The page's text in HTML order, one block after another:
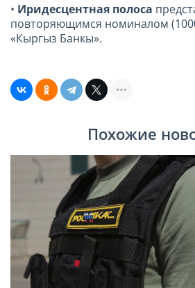
• Иридесцентная полоса
повторяющимся номиналом
«Кыргыз Банкы».
Похожие